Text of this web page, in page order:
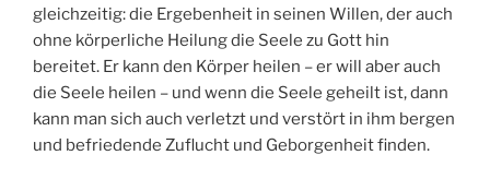
gleichzeitig: die Ergebenheit in seinen Willen, der auch
ohne körperliche Heilung die Seele zu Gott hin
bereitet. Er kann den Körper heilen – er will aber auch
die Seele heilen – und wenn die Seele geheilt ist, dann
kann man sich auch verletzt und verstört in ihm bergen
und befriedende Zuflucht und Geborgenheit finden.